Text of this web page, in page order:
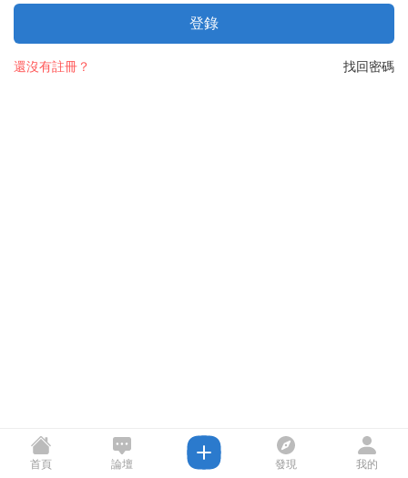
登錄
找回密碼
還沒有註冊？
首頁 論壇 發現 我的